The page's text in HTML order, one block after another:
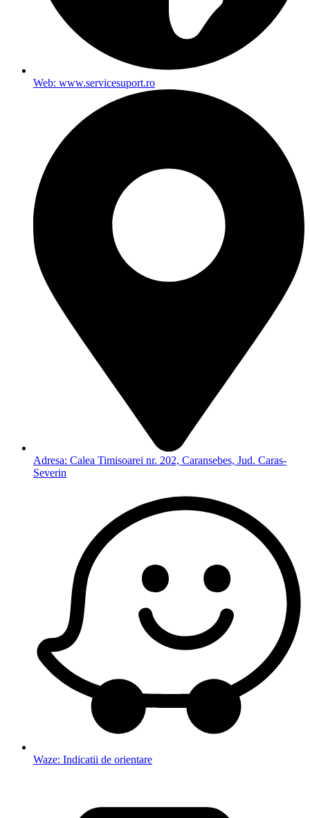
Web: www.servicesuport.ro
Adresa: Calea Timisoarei nr. 202, Caransebes, Jud. Caras-
Severin
Waze: Indicatii de orientare